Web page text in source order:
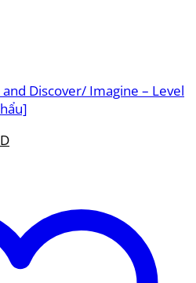
Discover/ Imagine – Level
Giá
290.000VND.